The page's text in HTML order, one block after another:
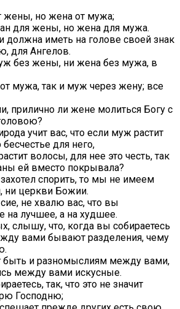
жены, но жена от мужа;
для жены, но жена для мужа.
должна иметь на голове своей знак
для Ангелов.
без жены, ни жена без мужа, в
мужа, так и муж через жену; все
прилично ли жене молиться Богу с
учит вас, что если муж растит
для него,
волосы, для нее это честь, так
ей вместо покрывала?
спорить, то мы не имеем
ни церкви Божии.
не хвалю вас, что вы
на лучшее, а на худшее.
слышу, что, когда вы собираетесь
вами бывают разделения, чему
быть и разномыслиям между вами,
между вами искусные.
так, что это не значит
Господню;